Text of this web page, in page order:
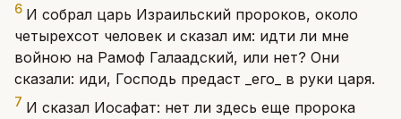
6 И собрал царь Израильский пророков, около
четырехсот человек и сказал им: идти ли мне
войною на Рамоф Галаадский, или нет? Они
сказали: иди, Господь предаст _его_ в руки царя.
7 И сказал Иосафат: нет ли здесь еще пророка